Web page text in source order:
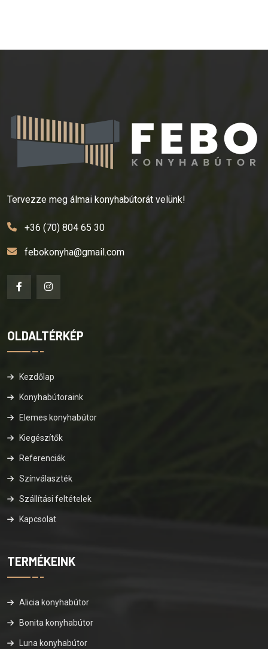
Tervezze meg álmai konyhabútorát velünk!
+36 (70) 804 65 30
febokonyha@gmail.com
OLDALTÉRKÉP
Kezdőlap
Konyhabútoraink
Elemes konyhabútor
Kiegészítők
Referenciák
Színválaszték
Szállítási feltételek
Kapcsolat
TERMÉKEINK
Alicia konyhabútor
Bonita konyhabútor
Luna konyhabútor